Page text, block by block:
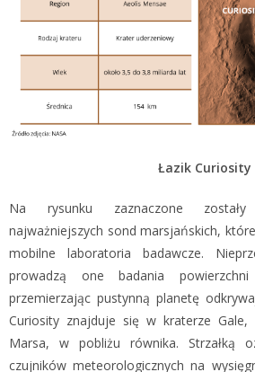
Łazik Curiosity
Na rysunku zaznaczone
najważniejszych sond marsjańskich,
mobilne laboratoria badawcze.
prowadzą one badania
przemierzając pustynną planetę
Curiosity znajduje się w kraterze Gale,
Marsa, w pobliżu równika. Strzałką
czujników meteorologicznych na